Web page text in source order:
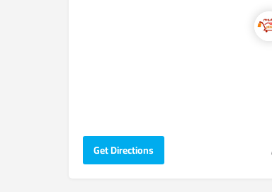
Get Directions